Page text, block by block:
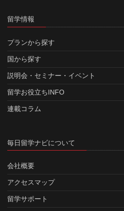
留学情報
プランから探す
国から探す
説明会・セミナー・イベント
留学お役立ちINFO
連載コラム
毎日留学ナビについて
会社概要
アクセスマップ
留学サポート